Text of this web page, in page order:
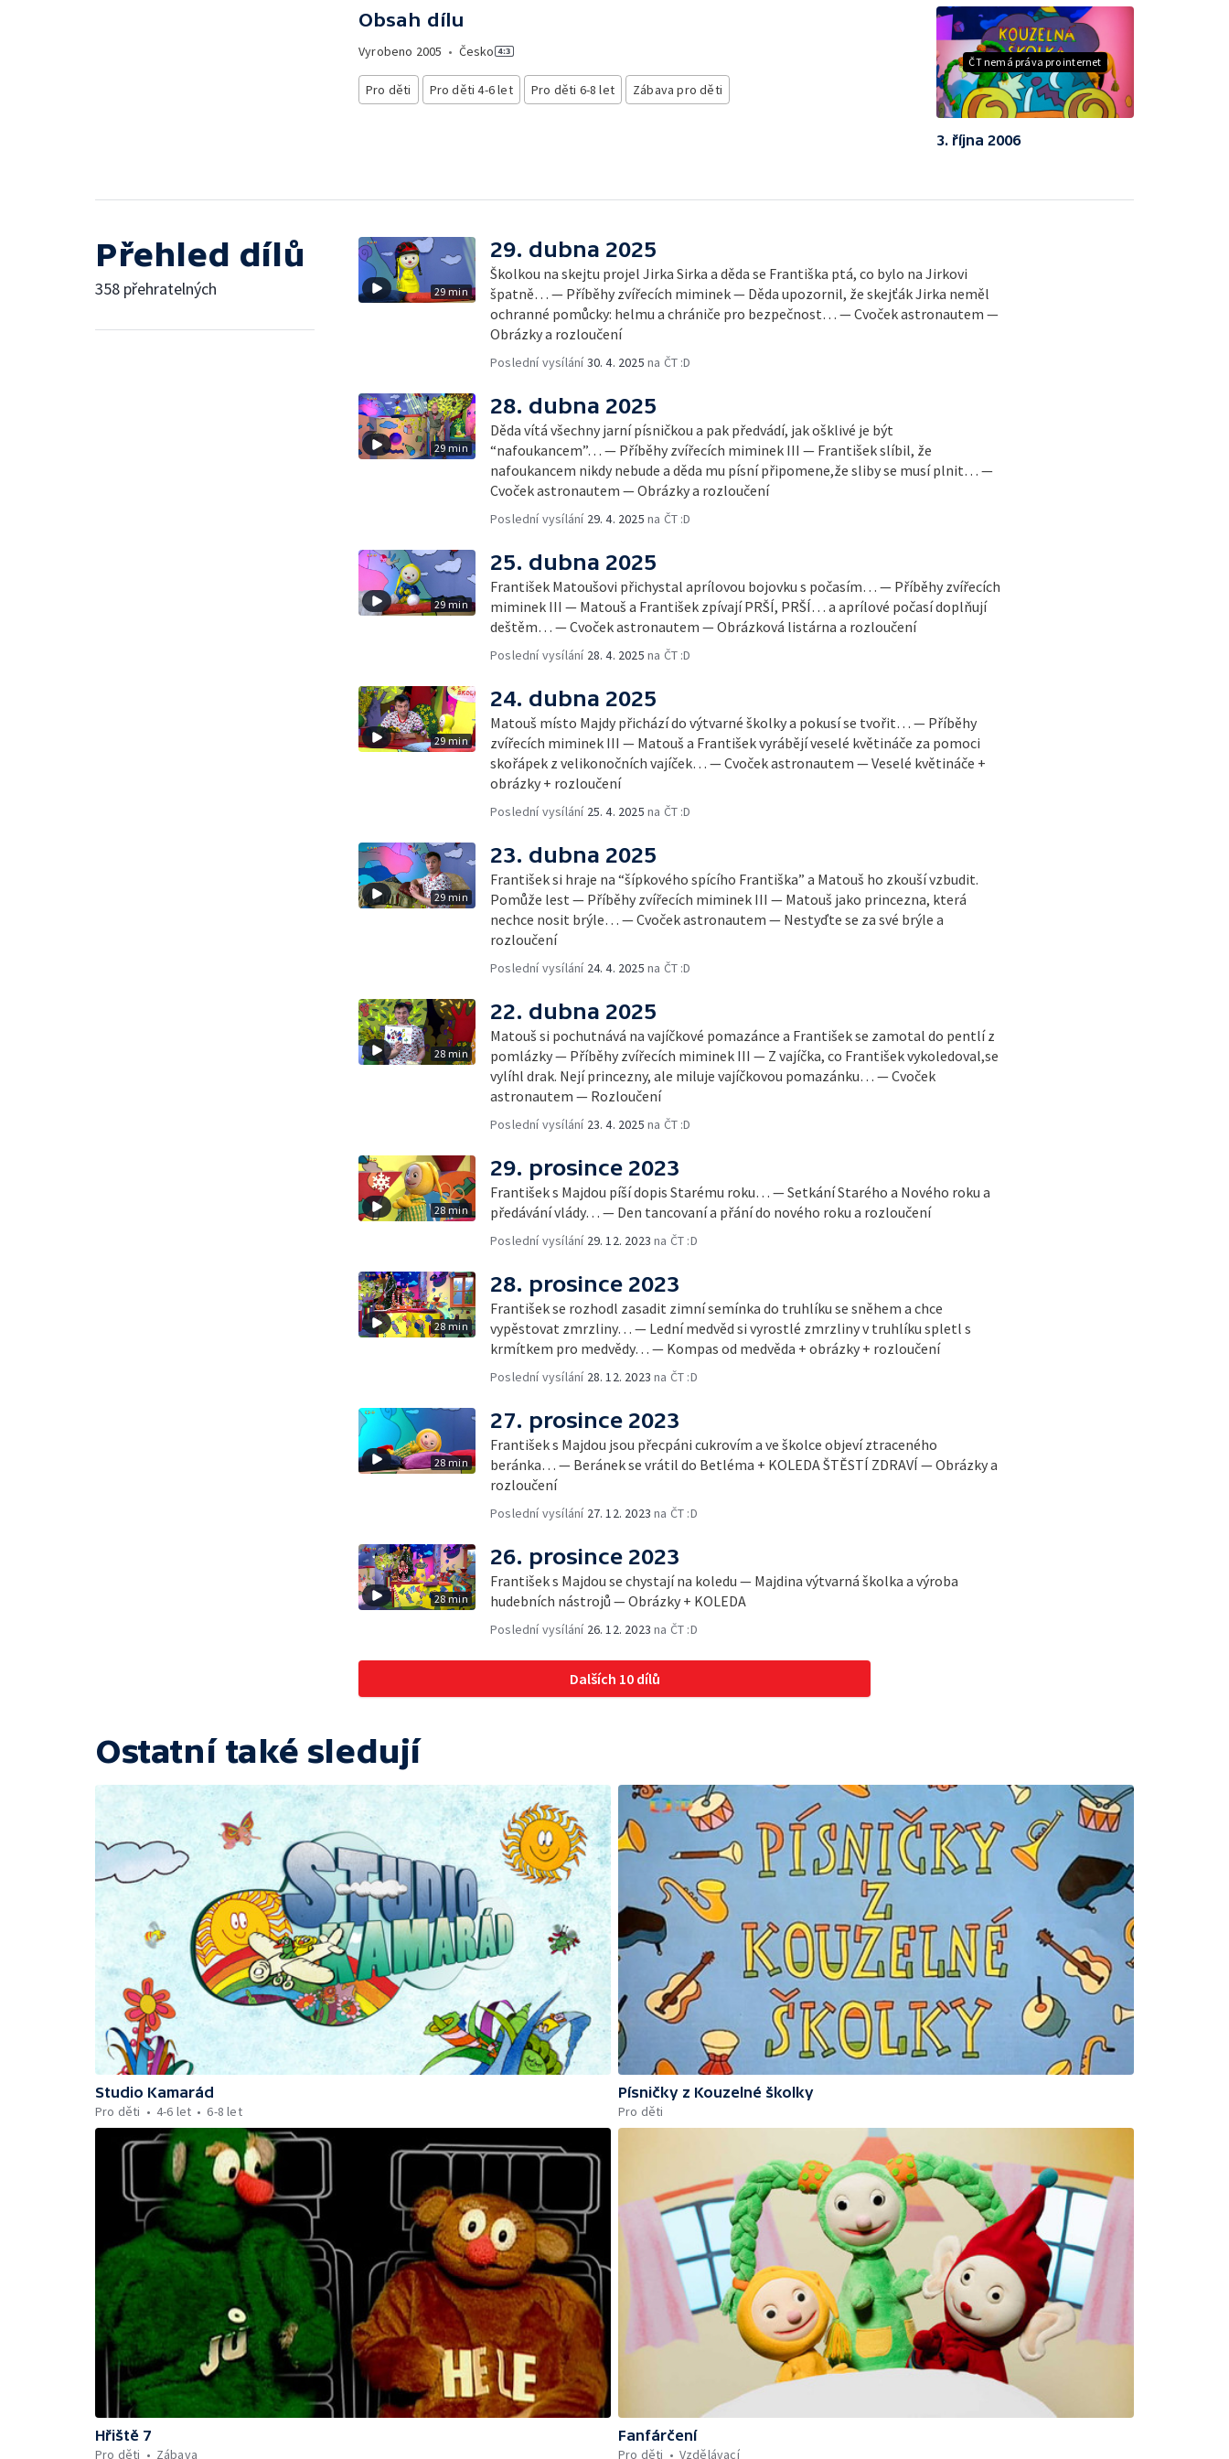
Obsah dílu
Vyrobeno 2005 • Česko
Pro děti Pro děti 4-6 let Pro děti 6-8 let Zábava pro děti
ČT nemá práva pro internet
3. října 2006
Přehled dílů
358 přehratelných 29 min
29. dubna 2025
Školkou na skejtu projel Jirka Sirka a děda se Františka ptá, co bylo na Jirkovi
špatně… — Příběhy zvířecích miminek — Děda upozornil, že skejťák Jirka neměl
ochranné pomůcky: helmu a chrániče pro bezpečnost… — Cvoček astronautem —
Obrázky a rozloučení
Poslední vysílání30. 4. 2025 na ČT :D
29 min
28. dubna 2025
Děda vítá všechny jarní písničkou a pak předvádí, jak ošklivé je být
“nafoukancem”… — Příběhy zvířecích miminek III — František slíbil, že
nafoukancem nikdy nebude a děda mu písní připomene,že sliby se musí plnit… —
Cvoček astronautem — Obrázky a rozloučení
Poslední vysílání 29. 4. 2025 na ČT :D
29 min
25. dubna 2025
František Matoušovi přichystal aprílovou bojovku s počasím… — Příběhy zvířecích
miminek III — Matouš a František zpívají PRŠÍ, PRŠÍ… a aprílové počasí doplňují
deštěm… — Cvoček astronautem — Obrázková listárna a rozloučení
Poslední vysílání 28. 4. 2025 na ČT :D
29 min
24. dubna 2025
Matouš místo Majdy přichází do výtvarné školky a pokusí se tvořit… — Příběhy
zvířecích miminek III — Matouš a František vyrábějí veselé květináče za pomoci
skořápek z velikonočních vajíček… — Cvoček astronautem — Veselé květináče +
obrázky + rozloučení
Poslední vysílání 25. 4. 2025 na ČT :D
29 min
23. dubna 2025
František si hraje na “šípkového spícího Františka” a Matouš ho zkouší vzbudit.
Pomůže lest — Příběhy zvířecích miminek III — Matouš jako princezna, která
nechce nosit brýle… — Cvoček astronautem — Nestyďte se za své brýle a
rozloučení
Poslední vysílání 24. 4. 2025 na ČT :D
28 min
22. dubna 2025
Matouš si pochutnává na vajíčkové pomazánce a František se zamotal do pentlí z
pomlázky — Příběhy zvířecích miminek III — Z vajíčka, co František vykoledoval,se
vylíhl drak. Nejí princezny, ale miluje vajíčkovou pomazánku… — Cvoček
astronautem — Rozloučení
Poslední vysílání 23. 4. 2025 na ČT :D
28 min
29. prosince 2023
František s Majdou píší dopis Starému roku… — Setkání Starého a Nového roku a
předávání vlády… — Den tancovaní a přání do nového roku a rozloučení
Poslední vysílání 29. 12. 2023 na ČT :D
28 min
28. prosince 2023
František se rozhodl zasadit zimní semínka do truhlíku se sněhem a chce
vypěstovat zmrzliny… — Lední medvěd si vyrostlé zmrzliny v truhlíku spletl s
krmítkem pro medvědy… — Kompas od medvěda + obrázky + rozloučení
Poslední vysílání 28. 12. 2023 na ČT :D
28 min
27. prosince 2023
František s Majdou jsou přecpáni cukrovím a ve školce objeví ztraceného
beránka… — Beránek se vrátil do Betléma + KOLEDA ŠTĚSTÍ ZDRAVÍ — Obrázky a
rozloučení
Poslední vysílání 27. 12. 2023 na ČT :D
28 min
26. prosince 2023
František s Majdou se chystají na koledu — Majdina výtvarná školka a výroba
hudebních nástrojů — Obrázky + KOLEDA
Poslední vysílání 26. 12. 2023 na ČT :D
Dalších 10 dílů
Ostatní také sledují
Studio Kamarád
Pro děti
4-6 let 6-8 let
Písničky z Kouzelné školky
Pro děti
Hřiště 7
Pro děti
Zábava
Fanfárčení
Pro děti
Vzdělávací